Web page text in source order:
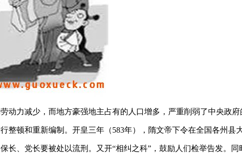
动力减少，而地方豪强地主占有的人口增多，严重削弱了中央政府
整顿和重新编制。开皇三年（583年），隋文帝下令在全国各州县
长、党长要被处以流刑。又开“相纠之科”，鼓励人们检举告发。